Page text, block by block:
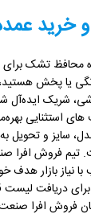
خرید
محافظ تشک برای
یا پخش هستید،
شریک ایده‌آل
استثنایی
سایز و تحویل
تیم فروش افرا
نیاز بازار هدف
دریافت
فروش افرا